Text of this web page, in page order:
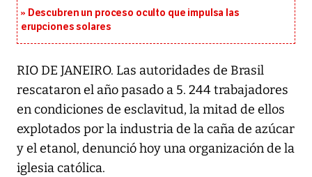
Descubren un proceso oculto que impulsa las
erupciones solares
RIO DE JANEIRO. Las autoridades de Brasil
rescataron el año pasado a 5. 244 trabajadores
en condiciones de esclavitud, la mitad de ellos
explotados por la industria de la caña de azúcar
y el etanol, denunció hoy una organización de la
iglesia católica.